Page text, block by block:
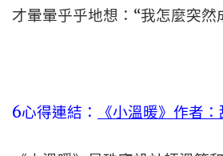
才暈暈乎乎地想：“我怎麼突然
6心得連結： 《小溫暖》作者